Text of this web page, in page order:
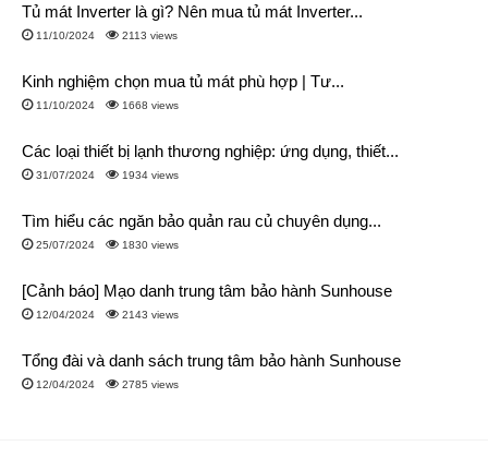
Tủ mát Inverter là gì? Nên mua tủ mát Inverter...
11/10/2024 2113 views
Kinh nghiệm chọn mua tủ mát phù hợp | Tư...
11/10/2024 1668 views
Các loại thiết bị lạnh thương nghiệp: ứng dụng, thiết...
31/07/2024 1934 views
Tìm hiểu các ngăn bảo quản rau củ chuyên dụng...
25/07/2024 1830 views
[Cảnh báo] Mạo danh trung tâm bảo hành Sunhouse
12/04/2024 2143 views
Tổng đài và danh sách trung tâm bảo hành Sunhouse
12/04/2024 2785 views